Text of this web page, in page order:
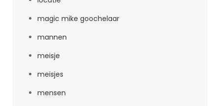
magic mike goochelaar
mannen
meisje
meisjes
mensen